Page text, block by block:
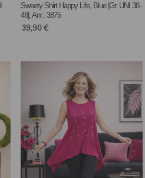
Sweety Shirt Happy Life, Blue |Gr. UNI 38-
48|, Anr.: 3875
39,90€